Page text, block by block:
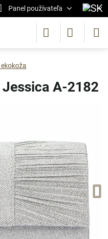
Panel používateľa
A-2182